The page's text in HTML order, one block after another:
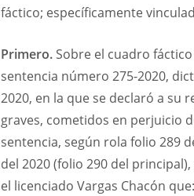
fáctico; específicamente
Primero. Sobre el cuadro
sentencia número 275-2020,
2020, en la que se declaró a
graves, cometidos en perjuicio
sentencia, según rola folio 289
del 2020 (folio 290 del
el licenciado Vargas Chacón